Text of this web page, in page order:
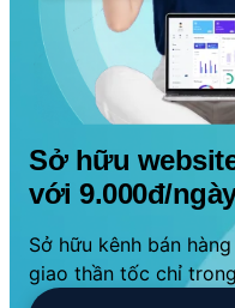
Sở hữu
với 9.000đ/
Sở hữu kênh bán
giao thần tốc chỉ